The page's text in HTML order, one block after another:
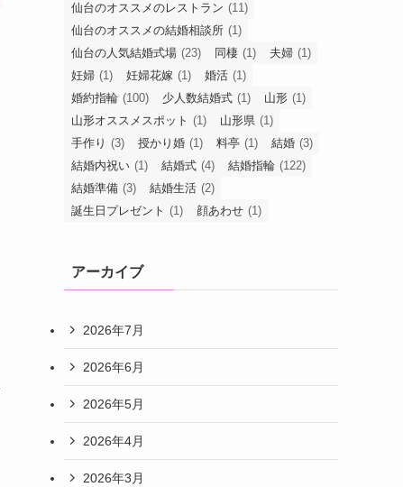
仙台のオススメのレストラン (11)
仙台のオススメの結婚相談所 (1)
仙台の人気結婚式場 (23) 同棲 (1) 夫婦 (1)
妊婦 (1) 妊婦花嫁 (1) 婚活 (1)
婚約指輪 (100) 少人数結婚式 (1) 山形 (1)
山形オススメスポット (1) 山形県 (1)
手作り (3) 授かり婚 (1) 料亭 (1) 結婚 (3)
結婚内祝い (1) 結婚式 (4) 結婚指輪 (122)
結婚準備 (3) 結婚生活 (2)
誕生日プレゼント (1) 顔あわせ (1)
アーカイブ
2026年7月
2026年6月
2026年5月
2026年4月
2026年3月